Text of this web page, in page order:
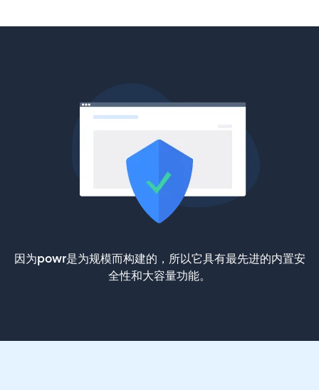
因为powr是为规模而构建的，所以它具有最先进的内置安
全性和大容量功能。